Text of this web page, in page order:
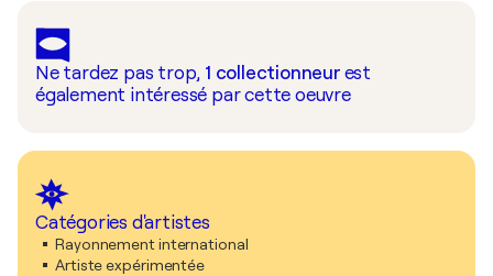
Ne tardez pas trop, 1 collectionneur est
également intéressé par cette oeuvre
Catégories d'artistes
Rayonnement international
Artiste expérimentée